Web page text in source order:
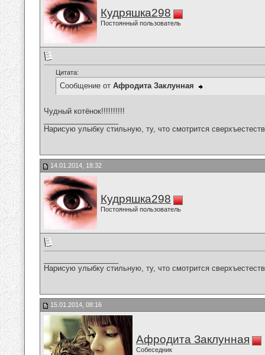
Кудряшка298
Постоянный пользователь
Цитата:
Сообщение от Афродита Заклунная
Чудный котёнок!!!!!!!!!!
Нарисую улыбку стильную, ту, что смотрится
14.01.2014, 18:32
Кудряшка298
Постоянный пользователь
Нарисую улыбку стильную, ту, что смотрится
15.01.2014, 08:16
Афродита Заклунная
Собеседник